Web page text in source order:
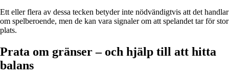
Ett eller flera av dessa tecken betyder inte nödvändigtvis att det handlar
om spelberoende, men de kan vara signaler om att spelandet tar för stor
plats.
Prata om gränser – och hjälp till att hitta
balans